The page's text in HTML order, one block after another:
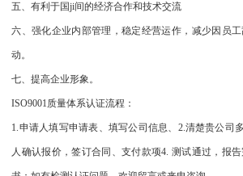
五、有利于国ji间的经济合作和技术交流
六、强化企业内部管理，稳定经营运作，减少因员
动。
七、提高企业形象。
ISO9001质量体系认证流程：
1.申请人填写申请表、填写公司信息、2.清楚贵公司
人确认报价，签订合同、支付款项4. 测试通过，报